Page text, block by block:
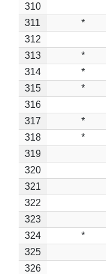
310
311
*
312
313
*
314
*
315
*
316
317
*
318
*
319
320
321
322
323
324
*
325
326